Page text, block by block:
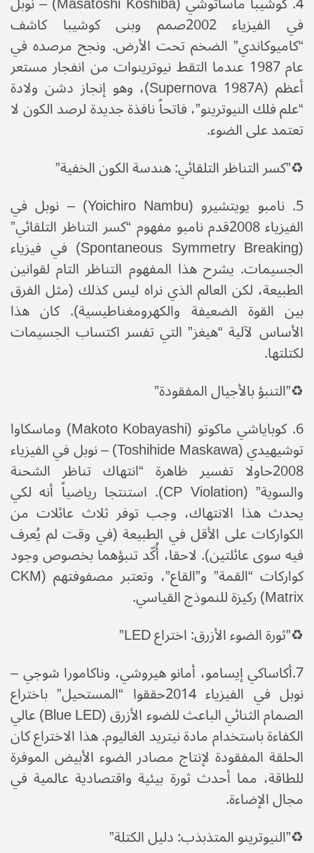
في الفيزياء 2002​صمم وبنى كوشيبا كاشف
“كاميوكاندي” الضخم تحت الأرض. ونجح مرصده في
عام 1987 عندما التقط نيوترينوات من انفجار مستعر
أعظم (Supernova 1987A)، وهو إنجاز دشن ولادة
“علم فلك النيوترينو”، فاتحاً نافذة جديدة لرصد الكون لا
تعتمد على الضوء.​
♻️”كسر التناظر التلقائي: هندسة الكون الخفية”
​5. نامبو يويتشيرو (Yoichiro Nambu) – نوبل في
الفيزياء 2008​قدم نامبو مفهوم “كسر التناظر التلقائي”
(Spontaneous Symmetry Breaking) في فيزياء
الجسيمات. يشرح هذا المفهوم التناظر التام لقوانين
الطبيعة، لكن العالم الذي نراه ليس كذلك (مثل الفرق
بين القوة الضعيفة والكهرومغناطيسية). كان هذا
الأساس لآلية “هيغز” التي تفسر اكتساب الجسيمات
لكتلتها.
♻️​”التنبؤ بالأجيال المفقودة”
​6. كوباياشي ماكوتو (Makoto Kobayashi) وماسكاوا
توشيهيدي (Toshihide Maskawa) – نوبل في الفيزياء
2008​حاولا تفسير ظاهرة “انتهاك تناظر الشحنة
والسوية” (CP Violation). استنتجا رياضياً أنه لكي
يحدث هذا الانتهاك، وجب توفر ثلاث عائلات من
الكواركات على الأقل في الطبيعة (في وقت لم يُعرف
فيه سوى عائلتين). لاحقا، أُكّد تنبؤهما بخصوص وجود
كواركات “القمة” و”القاع”، وتعتبر مصفوفتهم (CKM
Matrix) ركيزة للنموذج القياسي.
♻️​”ثورة الضوء الأزرق: اختراع LED”​
7.أكاساكي إيسامو، أمانو هيروشي، وناكامورا شوجي –
نوبل في الفيزياء 2014​حققوا “المستحيل” باختراع
الصمام الثنائي الباعث للضوء الأزرق (Blue LED) عالي
الكفاءة باستخدام مادة نيتريد الغاليوم. هذا الاختراع كان
الحلقة المفقودة لإنتاج مصادر الضوء الأبيض الموفرة
للطاقة، مما أحدث ثورة بيئية واقتصادية عالمية في
مجال الإضاءة.
♻️​”النيوترينو المتذبذب: دليل الكتلة”